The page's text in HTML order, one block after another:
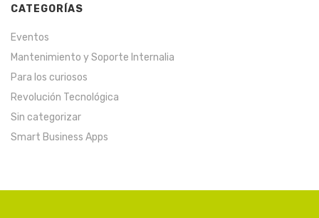
CATEGORÍAS
Eventos
Mantenimiento y Soporte Internalia
Para los curiosos
Revolución Tecnológica
Sin categorizar
Smart Business Apps